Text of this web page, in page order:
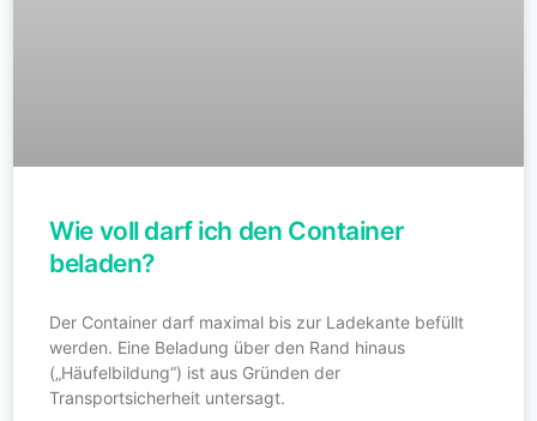
Wie voll darf ich den Container
beladen?
Der Container darf maximal bis zur Ladekante befüllt
werden. Eine Beladung über den Rand hinaus
(„Häufelbildung“) ist aus Gründen der
Transportsicherheit untersagt.